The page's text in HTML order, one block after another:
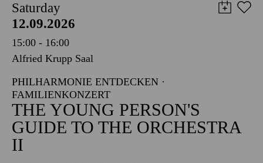
Saturday
12.09.2026
15:00 - 16:00
Alfried Krupp Saal
PHILHARMONIE ENTDECKEN ·
FAMILIENKONZERT
THE YOUNG PERSON'S
GUIDE TO THE ORCHESTRA
II